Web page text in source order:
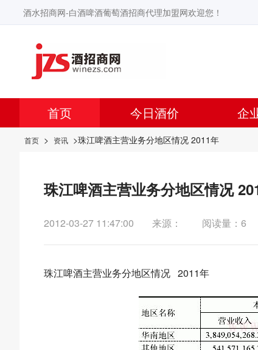
酒水招商网-白酒啤酒葡萄酒招商代理加盟网欢迎您！
首页 今日酒价 企
首页 > 资讯 >珠江啤酒主营业务分地区情况 2011年
珠江啤酒主营业务分地区情况
2012-03-27 11:47:00 来源： 阅读量：6
珠江啤酒主营业务分地区情况 2011年